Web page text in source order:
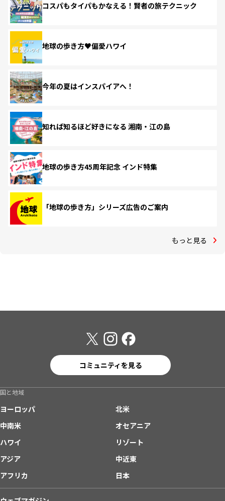
コスパもタイパもかなえる！賢者の旅テクニック
地球の歩き方♥偏愛ハワイ
今年の夏はインスパイアへ！
知れば知るほど好きになる 湘南・江の島
地球の歩き方45周年記念 インド特集
「地球の歩き方」シリーズ広告のご案内
もっと見る
コミュニティを見る
国と地域
ヨーロッパ
北米
中南米
オセアニア
ハワイ
リゾート
アジア
中近東
アフリカ
日本